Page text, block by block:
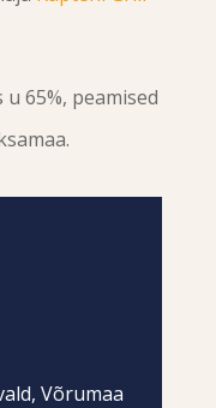
65%, peamised
Võrumaa